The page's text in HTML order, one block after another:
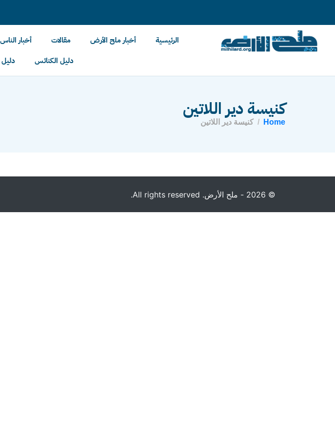
الرئيسية أخبار ملح الأرض مقالات أخبار الناس
دليل الكنائس
دليل
كنيسة دير اللاتين
Home كنيسة دير اللاتين
© 2026 - ملح الأرض. All rights reserved.